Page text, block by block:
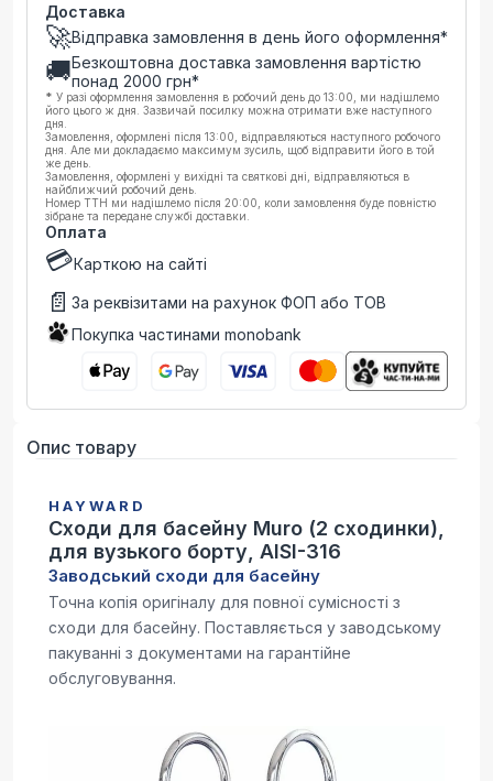
Доставка
🚀Відправка замовлення в день його оформлення*
🚚Безкоштовна доставка замовлення вартістю
понад 2000 грн*
* У разі оформлення замовлення в робочий день до 13:00, ми надішлемо
його цього ж дня. Зазвичай посилку можна отримати вже наступного
дня.
Замовлення, оформлені після 13:00, відправляються наступного робочого
дня. Але ми докладаємо максимум зусиль, щоб відправити його в той
же день.
Замовлення, оформлені у вихідні та святкові дні, відправляються в
найближчий робочий день.
Номер ТТН ми надішлемо після 20:00, коли замовлення буде повністю
зібране та передане службі доставки.
Оплата
💳Карткою на сайті
📄 За реквізитами на рахунок ФОП або ТОВ
Покупка частинами monobank
Опис товару
HAYWARD
Сходи для басейну Muro (2 сходинки),
для вузького борту, AISI-316
Заводський сходи для басейну
Точна копія оригіналу для повної сумісності з
сходи для басейну. Поставляється у заводському
пакуванні з документами на гарантійне
обслуговування.